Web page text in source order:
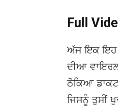
Full
ਅੱਜ ਇਕ ਇਹ
ਦੀਆ
ਠੋਕਿਆ
ਜਿਸਨੂੰ ਤੁਸੀਂ